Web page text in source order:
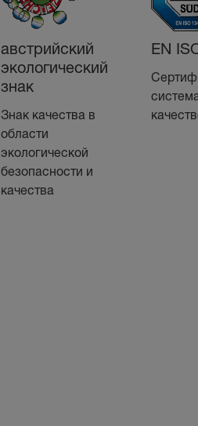
австрийский
экологический
знак
Знак качества в
области
экологической
безопасности и
качества
EN